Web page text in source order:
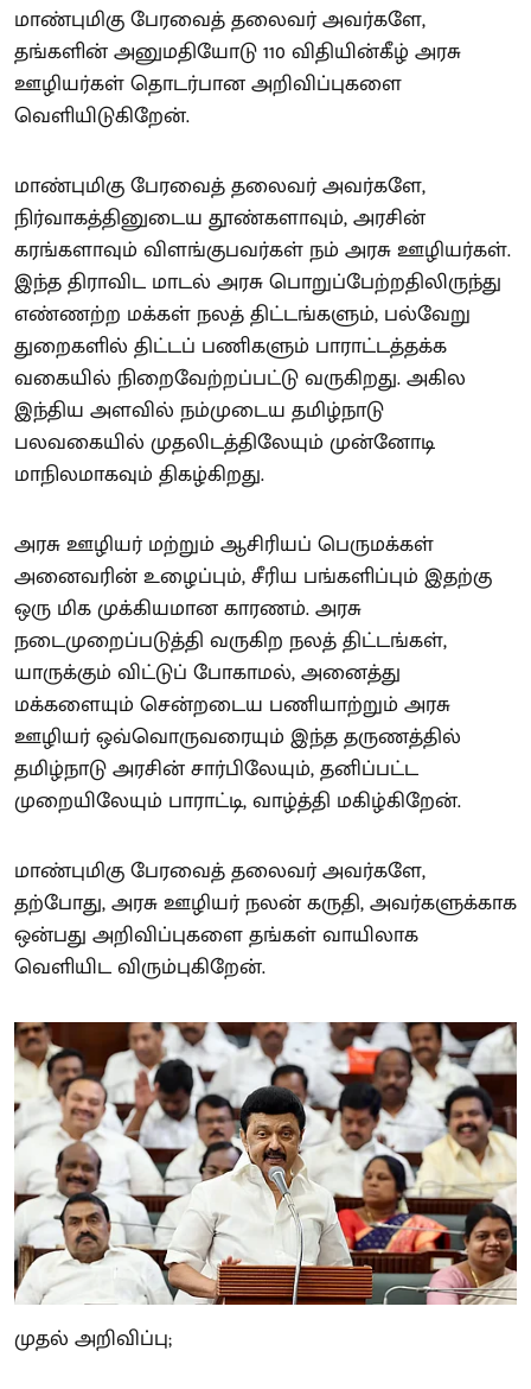
மாண்புமிகு பேரவைத் தலைவர் அவர்களே,
தங்களின் அனுமதியோடு 110 விதியின்கீழ் அரசு
ஊழியர்கள் தொடர்பான அறிவிப்புகளை
வெளியிடுகிறேன்.
மாண்புமிகு பேரவைத் தலைவர் அவர்களே,
நிர்வாகத்தினுடைய தூண்களாவும், அரசின்
கரங்களாவும் விளங்குபவர்கள் நம் அரசு ஊழியர்கள்.
இந்த திராவிட மாடல் அரசு பொறுப்பேற்றதிலிருந்து
எண்ணற்ற மக்கள் நலத் திட்டங்களும், பல்வேறு
துறைகளில் திட்டப் பணிகளும் பாராட்டத்தக்க
வகையில் நிறைவேற்றப்பட்டு வருகிறது. அகில
இந்திய அளவில் நம்முடைய தமிழ்நாடு
பலவகையில் முதலிடத்திலேயும் முன்னோடி
மாநிலமாகவும் திகழ்கிறது.
அரசு ஊழியர் மற்றும் ஆசிரியப் பெருமக்கள்
அனைவரின் உழைப்பும், சீரிய பங்களிப்பும் இதற்கு
ஒரு மிக முக்கியமான காரணம். அரசு
நடைமுறைப்படுத்தி வருகிற நலத் திட்டங்கள்,
யாருக்கும் விட்டுப் போகாமல், அனைத்து
மக்களையும் சென்றடைய பணியாற்றும் அரசு
ஊழியர் ஒவ்வொருவரையும் இந்த தருணத்தில்
தமிழ்நாடு அரசின் சார்பிலேயும், தனிப்பட்ட
முறையிலேயும் பாராட்டி, வாழ்த்தி மகிழ்கிறேன்.
மாண்புமிகு பேரவைத் தலைவர் அவர்களே,
தற்போது, அரசு ஊழியர் நலன் கருதி, அவர்களுக்காக
ஒன்பது அறிவிப்புகளை தங்கள் வாயிலாக
வெளியிட விரும்புகிறேன்.
முதல் அறிவிப்பு;